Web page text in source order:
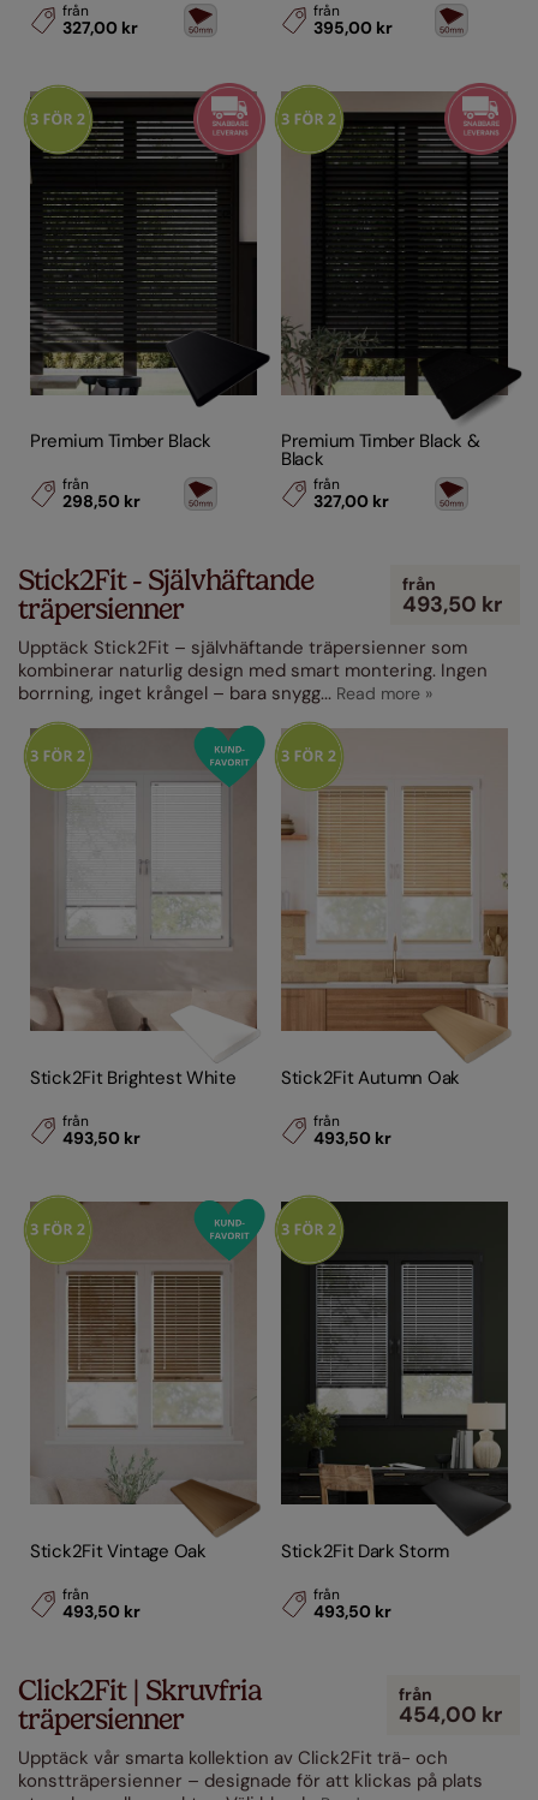
från
327,00 kr
från
395,00 kr
Premium Timber Black
från
298,50 kr
Premium Timber Black &
Black
från
327,00 kr
Stick2Fit - Självhäftande
träpersienner
från
493,50 kr
Upptäck Stick2Fit – självhäftande träpersienner som
kombinerar naturlig design med smart montering. Ingen
borrning, inget krångel – bara snygg...
Stick2Fit Brightest White
från
493,50 kr
Stick2Fit Autumn Oak
från
493,50 kr
Stick2Fit Vintage Oak
från
493,50 kr
Stick2Fit Dark Storm
från
493,50 kr
Click2Fit | Skruvfria
träpersienner
från
454,00 kr
Upptäck vår smarta kollektion av Click2Fit trä- och
konstträpersienner – designade för att klickas på plats